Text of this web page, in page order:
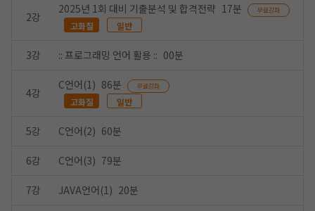
2강
2025년 1회 대비 기출분석 및 합격전략 17분 무료강좌
고화질 일반
3강 :: 프로그래밍 언어 활용 :: 00분
4강
C언어(1) 86분 무료강좌
고화질 일반
5강 C언어(2) 60분
6강 C언어(3) 79분
7강 JAVA언어(1) 20분